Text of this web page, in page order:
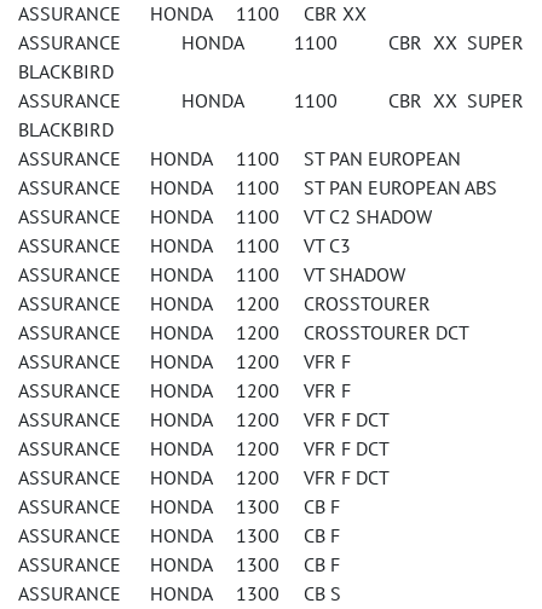
ASSURANCE HONDA 1100 CBR XX
ASSURANCE HONDA 1100 CBR XX SUPER
BLACKBIRD
ASSURANCE HONDA 1100 CBR XX SUPER
BLACKBIRD
ASSURANCE HONDA 1100 ST PAN EUROPEAN
ASSURANCE HONDA 1100 ST PAN EUROPEAN ABS
ASSURANCE HONDA 1100 VT C2 SHADOW
ASSURANCE HONDA 1100 VT C3
ASSURANCE HONDA 1100 VT SHADOW
ASSURANCE HONDA 1200 CROSSTOURER
ASSURANCE HONDA 1200 CROSSTOURER DCT
ASSURANCE HONDA 1200 VFR F
ASSURANCE HONDA 1200 VFR F
ASSURANCE HONDA 1200 VFR F DCT
ASSURANCE HONDA 1200 VFR F DCT
ASSURANCE HONDA 1200 VFR F DCT
ASSURANCE HONDA 1300 CB F
ASSURANCE HONDA 1300 CB F
ASSURANCE HONDA 1300 CB F
ASSURANCE HONDA 1300 CB S